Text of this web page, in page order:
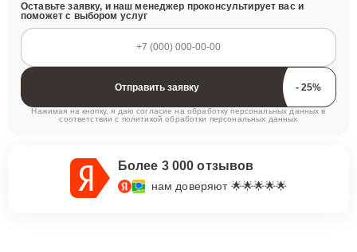
Оставьте заявку, и наш менеджер проконсультирует вас и
поможет с выбором услуг
Отправить заявку
Нажимая на кнопку, я даю согласие на обработку персональных данных в
соответствии с политикой обработки персональных данных
Более 3 000 отзывов
нам доверяют 🌟🌟🌟🌟🌟